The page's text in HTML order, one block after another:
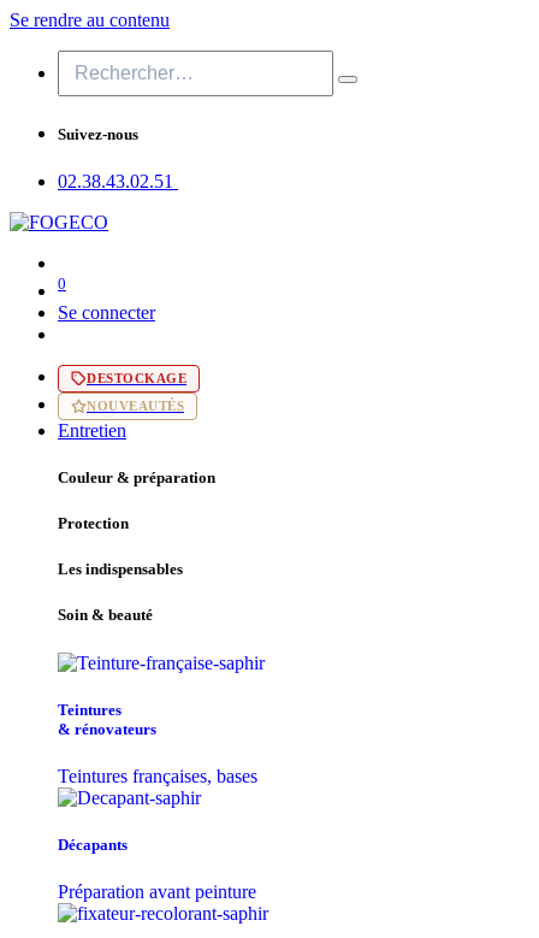
Se rendre au contenu
Suivez-nous
02.38.43​.02.51
0
Se connecter
DESTOCKAGE
NOUVEAUTÉS
Entretien
Couleur & préparation
Protection
Les indispensables
Soin & beauté
Teintu​res
& r​é​novateurs
Teintures françaises, bases
Décapants
Préparation avant peinture